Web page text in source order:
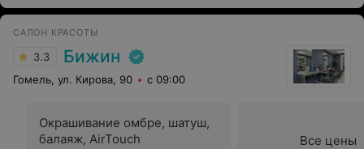
САЛОН КРАСОТЫ
3.3 Бижин
Гомель, ул. Кирова, 90 с 09:00
Окрашивание омбре, шатуш,
балаяж, AirTouch
Все цены